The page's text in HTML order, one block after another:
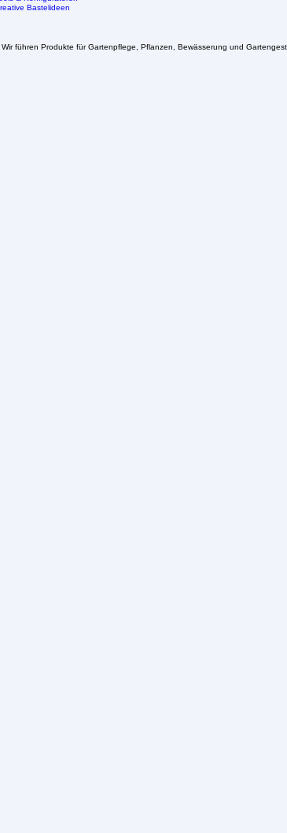
& Tricks
führen Produkte für Gartenpflege, Pflanzen, Bewässerung und